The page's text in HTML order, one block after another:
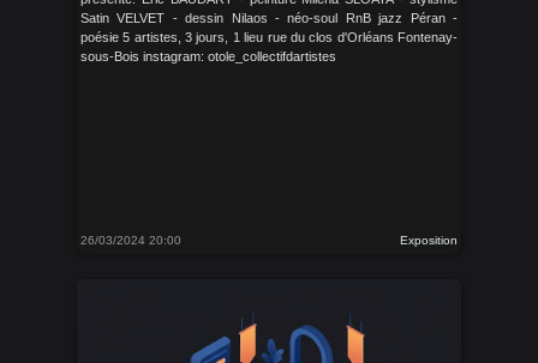
Satin VELVET - dessin Nilaos - néo-soul RnB jazz Péran -
poésie 5 artistes, 3 jours, 1 lieu rue du clos d'Orléans Fontenay-
sous-Bois instagram: otole_collectifdartistes
26/03/2024 20:00 Exposition